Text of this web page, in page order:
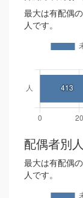
最大は有配偶
人です。
配偶者別
最大は有配偶
人です。